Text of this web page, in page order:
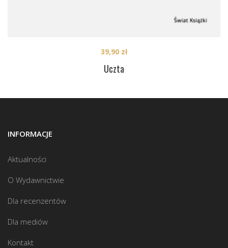
Uczta
39,90 zł
INFORMACJE
Aktualności
O Wydawnictwie
Dla recenzentów
Dla mediów
Kontakt